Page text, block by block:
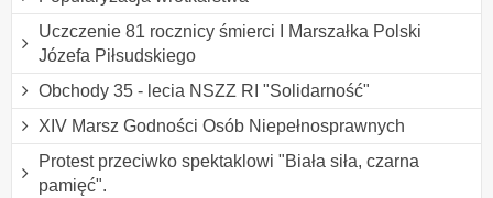
Uczczenie 81 rocznicy śmierci I Marszałka Polski
Józefa Piłsudskiego
Obchody 35 - lecia NSZZ RI "Solidarność"
XIV Marsz Godności Osób Niepełnosprawnych
Protest przeciwko spektaklowi "Biała siła, czarna
pamięć".